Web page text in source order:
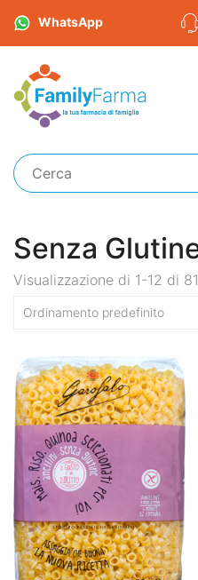
WhatsApp
Senza
Visualizzazione di 1-12 di
Ordinamento predefinito